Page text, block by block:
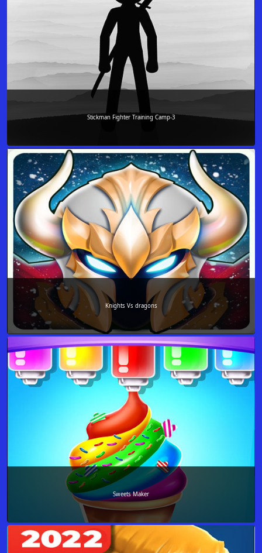
Stickman Fighter Training Camp-3
Knights Vs dragons
Sweets Maker